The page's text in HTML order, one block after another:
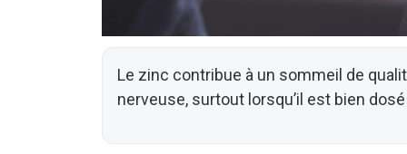
Le zinc contribue à un sommeil de
nerveuse, surtout lorsqu’il est bien